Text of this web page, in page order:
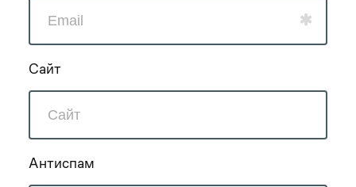
Сайт
Антиспам